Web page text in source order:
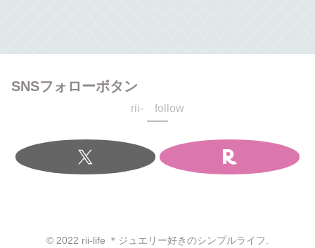
SNSフォローボタン
rii- follow
© 2022 rii-life ＊ジュエリー好きのシンプルライフ.